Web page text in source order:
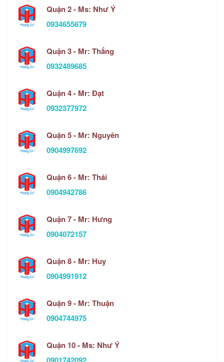
Quận 2 - Ms: Như Ý
0934655679
Quận 3 - Mr: Thắng
0932489685
Quận 4 - Mr: Đạt
0932377972
Quận 5 - Mr: Nguyên
0904997692
Quận 6 - Mr: Thái
0904942786
Quận 7 - Mr: Hưng
0904072157
Quận 8 - Mr: Huy
0904991912
Quận 9 - Mr: Thuận
0904744975
Quận 10 - Ms: Như Ý